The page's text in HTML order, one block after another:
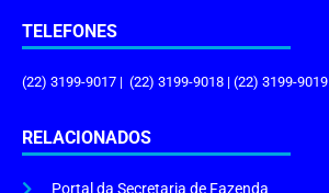
TELEFONES
(22) 3199-9017 | (22) 3199-9018 | (22) 3199-9019
RELACIONADOS
Portal da Secretaria de Fazenda